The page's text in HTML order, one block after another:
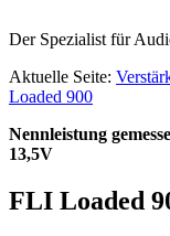
Der Spezialist für
Aktuelle Seite:
Loaded 900
Nennleistung
13,5V
FLI Loaded